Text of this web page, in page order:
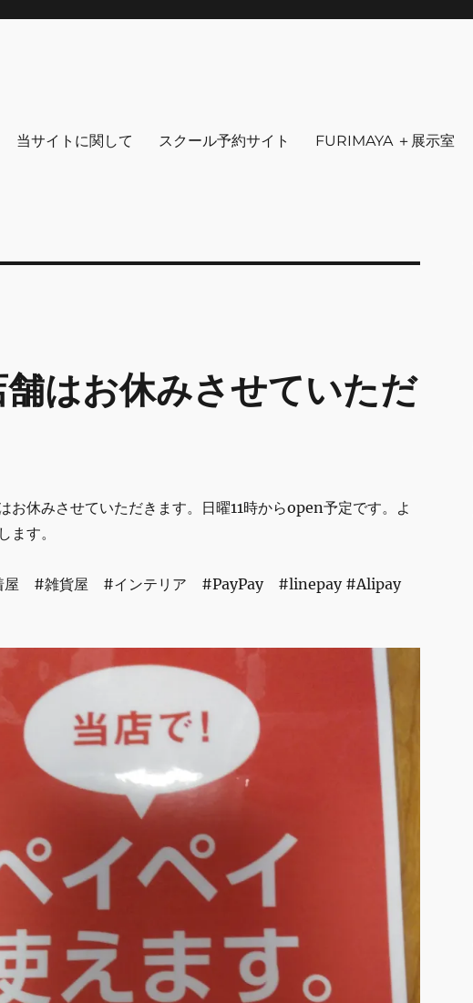
当サイトに関して スクール予約サイト FURIMAYA ＋展示室
はお休みさせていただ
お休みさせていただきます。日曜11時からopen予定です。よ
ます。
屋 #雑貨屋 #インテリア #PayPay #linepay #Alipay